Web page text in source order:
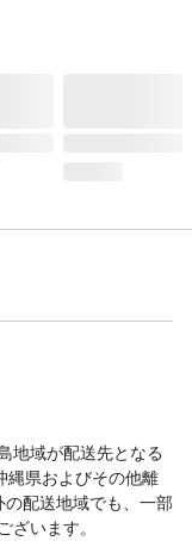
地域が配送先となる
縄県およびその他離
配送地域でも、一部
ざいます。